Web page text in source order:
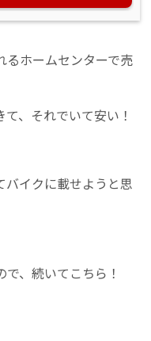
るホームセンターで売
、それでいて安い！
イクに載せようと思
、続いてこちら！